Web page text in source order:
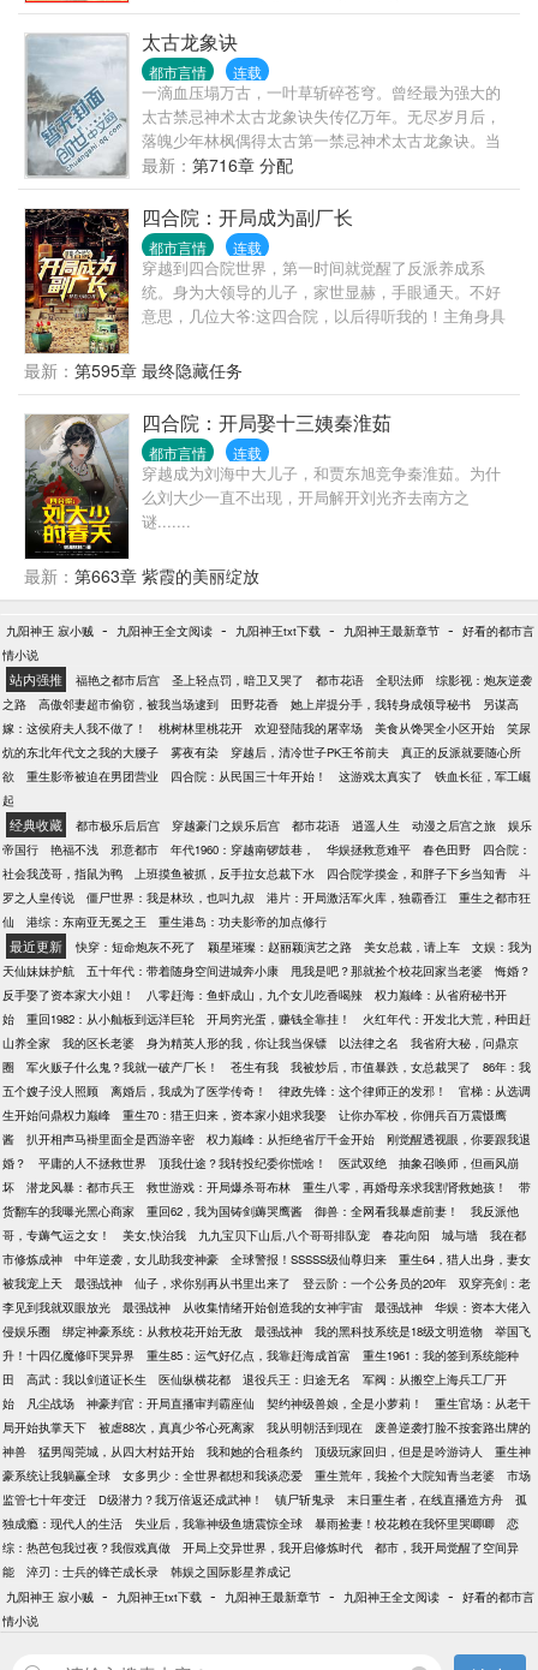
太古龙象诀
都市言情 连载
一滴血压塌万古，一叶草斩碎苍穹。曾经最为强大的
太古禁忌神术太古龙象诀失传亿万年。无尽岁月后，
落魄少年林枫偶得太古第一禁忌神术太古龙象诀。当
林枫从世界最北部一个偏远小城走出之后，一段传奇
由此展开。这是一个强者如林，万族争锋的世界。问
苍茫大地，谁主沉浮。林枫凭借太古龙象诀，战天斗
地，横扫诸天强者，霸绝万界。
最新： 第716章 分配
四合院：开局成为副厂长
都市言情 连载
穿越到四合院世界，第一时间就觉醒了反派养成系
统。身为大领导的儿子，家世显赫，手眼通天。不好
意思，几位大爷:这四合院，以后得听我的！主角身具
万字左右开始加入正阳门下剧情，主角也开始攻略全
球！
最新： 第595章 最终隐藏任务
四合院：开局娶十三姨秦淮茹
都市言情 连载
穿越成为刘海中大儿子，和贾东旭竞争秦淮茹。为什
么刘大少一直不出现，开局解开刘光齐去南方之
谜.......
最新： 第663章 紫霞的美丽绽放
九阳神王 寂小贼 - 九阳神王全文阅读 - 九阳神王txt下载 - 九阳神王最新章节 - 好看的都市言
情小说
站内强推 福艳之都市后宫 圣上轻点罚，暗卫又哭了 都市花语 全职法师
综影视：炮灰逆袭
之路
高傲邻妻超市偷窃，被我当场逮到 田野花香 她上岸提分手，我转身成领导秘书
另谋高
嫁：这侯府夫人我不做了！
桃树林里桃花开 欢迎登陆我的屠宰场 美食从馋哭全小区开始
笑尿
炕的东北年代文之我的大腰子
雾夜有染 穿越后，清冷世子PK王爷前夫
真正的反派就要随心所
欲
重生影帝被迫在男团营业 四合院：从民国三十年开始！ 这游戏太真实了
铁血长征，军工崛
起
经典收藏 都市极乐后后宫 穿越豪门之娱乐后宫 都市花语 逍遥人生 动漫之后宫之旅
娱乐
帝国行
艳福不浅 邪意都市 年代1960：穿越南锣鼓巷， 华娱拯救意难平 春色田野
四合院：
社会我茂哥，指鼠为鸭
上班摸鱼被抓，反手拉女总裁下水 四合院学摸金，和胖子下乡当知青
斗
罗之人皇传说
僵尸世界：我是林玖，也叫九叔 港片：开局激活军火库，独霸香江
重生之都市狂
仙
港综：东南亚无冕之王 重生港岛：功夫影帝的加点修行
最近更新 快穿：短命炮灰不死了 颖星璀璨：赵丽颖演艺之路 美女总裁，请上车
文娱：我为
天仙妹妹护航
五十年代：带着随身空间进城奔小康 甩我是吧？那就捡个校花回家当老婆
悔婚？
反手娶了资本家大小姐！
八零赶海：鱼虾成山，九个女儿吃香喝辣
权力巅峰：从省府秘书开
始
重回1982：从小舢板到远洋巨轮 开局穷光蛋，赚钱全靠挂！
火红年代：开发北大荒，种田赶
山养全家
我的区长老婆 身为精英人形的我，你让我当保镖 以法律之名
我省府大秘，问鼎京
圈
军火贩子什么鬼？我就一破产厂长！ 苍生有我 我被炒后，市值暴跌，女总裁哭了
86年：我
五个嫂子没人照顾
离婚后，我成为了医学传奇！ 律政先锋：这个律师正的发邪！
官梯：从选调
生开始问鼎权力巅峰
重生70：猎王归来，资本家小姐求我娶
让你办军校，你佣兵百万震慑鹰
酱
扒开相声马褂里面全是西游辛密 权力巅峰：从拒绝省厅千金开始
刚觉醒透视眼，你要跟我退
婚？
平庸的人不拯救世界 顶我仕途？我转投纪委你慌啥！ 医武双绝
抽象召唤师，但画风崩
坏
潜龙风暴：都市兵王 救世游戏：开局爆杀哥布林 重生八零，再婚母亲求我割肾救她孩！
带
货翻车的我曝光黑心商家
重回62，我为国铸剑薅哭鹰酱 御兽：全网看我暴虐前妻！
我反派他
哥，专薅气运之女！
美女,快治我 九九宝贝下山后,八个哥哥排队宠 春花向阳 城与墙
我在都
市修炼成神
中年逆袭，女儿助我变神豪 全球警报！SSSSS级仙尊归来
重生64，猎人出身，妻女
被我宠上天
最强战神 仙子，求你别再从书里出来了 登云阶：一个公务员的20年
双穿亮剑：老
李见到我就双眼放光
最强战神 从收集情绪开始创造我的女神宇宙 最强战神
华娱：资本大佬入
侵娱乐圈
绑定神豪系统：从救校花开始无敌 最强战神 我的黑科技系统是18级文明造物
举国飞
升！十四亿魔修吓哭异界
重生85：运气好亿点，我靠赶海成首富
重生1961：我的签到系统能种
田
高武：我以剑道证长生 医仙纵横花都 退役兵王：归途无名
军阀：从搬空上海兵工厂开
始
凡尘战场 神豪判官：开局直播审判霸座仙 契约神级兽娘，全是小萝莉！
重生官场：从老干
局开始执掌天下
被虐88次，真真少爷心死离家 我从明朝活到现在
废兽逆袭打脸不按套路出牌的
神兽
猛男闯莞城，从四大村姑开始 我和她的合租条约 顶级玩家回归，但是是吟游诗人
重生神
豪系统让我躺赢全球
女多男少：全世界都想和我谈恋爱 重生荒年，我捡个大院知青当老婆
市场
监管七十年变迁
D级潜力？我万倍返还成武神！ 镇尸斩鬼录 末日重生者，在线直播造方舟
孤
独成瘾：现代人的生活
失业后，我靠神级鱼塘震惊全球 暴雨捡妻！校花赖在我怀里哭唧唧
恋
综：热芭包我过夜？我假戏真做
开局上交异世界，我开启修炼时代
都市，我开局觉醒了空间异
能
淬刃：士兵的锋芒成长录
韩娱之国际影星养成记
九阳神王 寂小贼 - 九阳神王txt下载 - 九阳神王最新章节 - 九阳神王全文阅读 - 好看的都市言
情小说